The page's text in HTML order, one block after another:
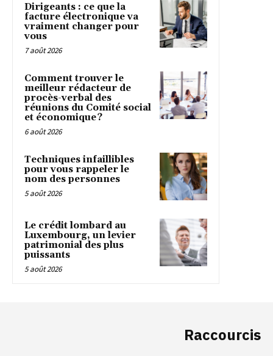
Dirigeants : ce que la
facture électronique va
vraiment changer pour
vous
7 août 2026
Comment trouver le
meilleur rédacteur de
procès-verbal des
réunions du Comité social
et économique ?
6 août 2026
Techniques infaillibles
pour vous rappeler le
nom des personnes
5 août 2026
Le crédit lombard au
Luxembourg, un levier
patrimonial des plus
puissants
5 août 2026
Raccourcis